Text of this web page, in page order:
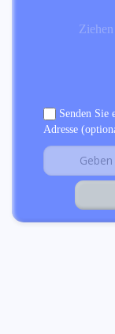
Senden
Adresse